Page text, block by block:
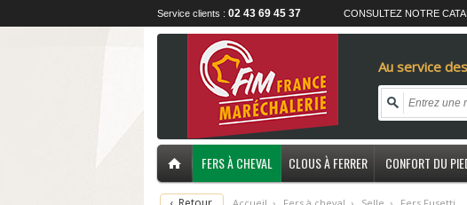
Service clients : 02 43 69 45 37 CONSULTEZ NOTRE
Au service
FERS À CHEVAL CLOUS À FERRER CONFORT DU